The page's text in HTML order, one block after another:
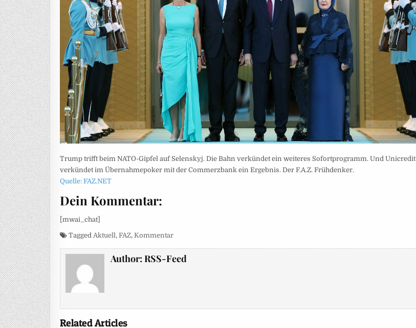
Trump trifft beim NATO-Gipfel auf Selenskyj. Die Bahn verkündet ein weiteres Sofortprogramm. Und Unicredit
verkündet im Übernahmepoker mit der Commerzbank ein Ergebnis. Der F.A.Z. Frühdenker.
Quelle: FAZ.NET
Dein Kommentar:
[mwai_chat]
Tagged Aktuell, FAZ, Kommentar
Author:RSS-Feed
Related Articles